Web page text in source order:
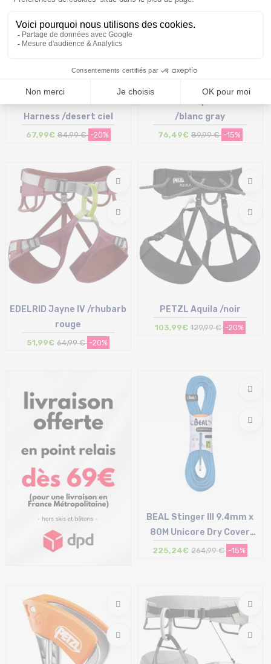
S | M | L
BLACK DIAMOND Solution
Harness /desert ciel
67,99€ 84,99 € -20%
M-L
PETZL Casque Meteor
/blanc gray
76,49€ 89,99 € -15%
EDELRID Jayne IV /rhubarb
rouge
51,99€ 64,99 € -20%
S | M | XL
PETZL Aquila /noir
103,99€ 129,99 € -20%
BEAL Stinger III 9.4mm x
80M Unicore Dry Cover
/bleu
225,24€ 264,99 € -15%